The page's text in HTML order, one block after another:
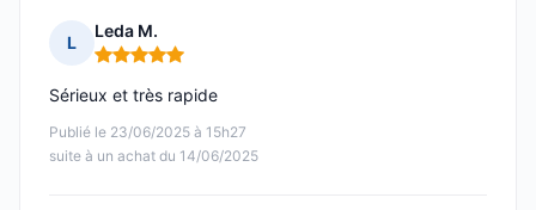
L
Leda M.
Note : 5 sur 5
Publié le 23/06/2025 à 15h27
suite à un achat du 14/06/2025
Sérieux et très rapide